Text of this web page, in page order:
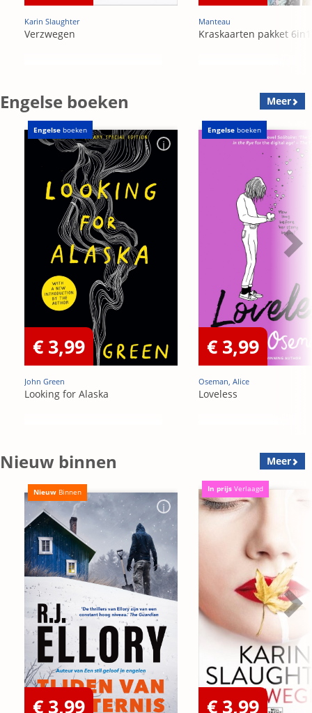
Karin Slaughter
Verzwegen
Manteau
Kraskaarten pakket 6in1
Engelse boeken Meer
Engelse boeken
€ 3,99
John Green
Looking for Alaska
Engelse boeken
€ 3,99
Oseman, Alice
Loveless
Nieuw binnen Meer
Nieuw Binnen
€ 3,99
In prijs Verlaagd
€ 3,99